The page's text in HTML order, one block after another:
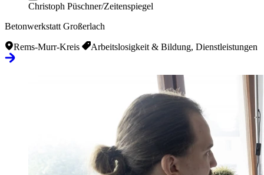
Christoph Püschner/Zeitenspiegel
Betonwerkstatt Großerlach
Rems-Murr-Kreis Arbeitslosigkeit & Bildung, Dienstleistungen